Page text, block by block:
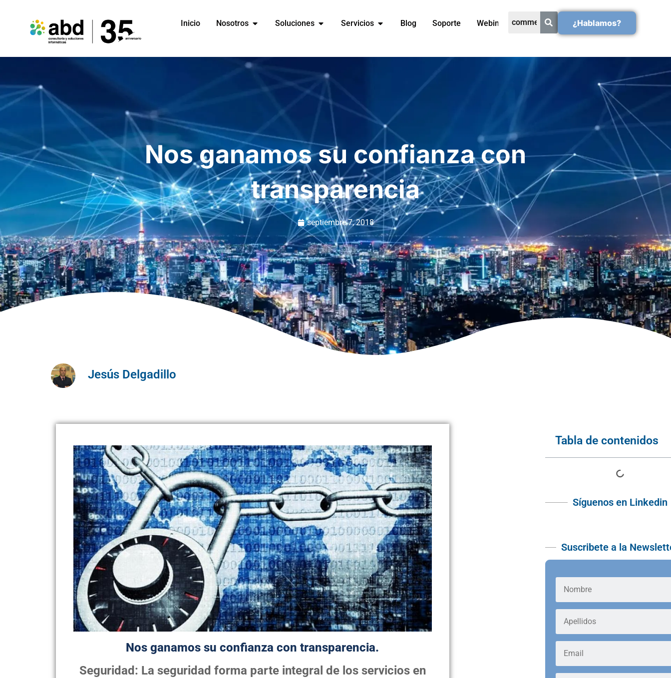
Inicio Nosotros Soluciones Servicios Blog Soporte Webinars ¿Hablamos?
Nos ganamos su confianza con
transparencia
septiembre 7, 2018
Jesús Delgadillo
Nos ganamos su confianza con transparencia.
Seguridad: La seguridad forma parte integral de los servicios en
Tabla de contenidos
Síguenos en Linkedin
Suscribete a la